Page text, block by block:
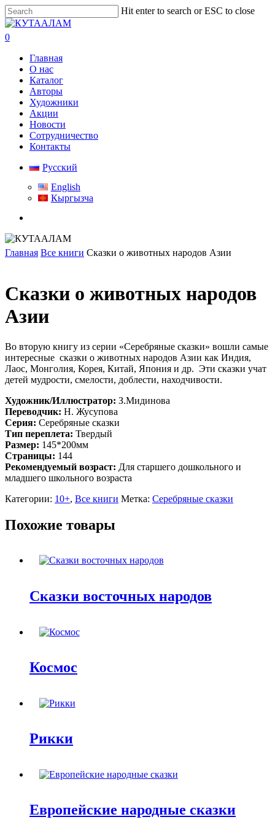
Skip
to
main
content
Hit enter to search or ESC to close
Close
Search
search
0
Главная
О нас
Каталог
Авторы
Художники
Акции
Новости
Сотрудничество
Контакты
Русский
English
Кыргызча
Главная Все книги Сказки о животных народов Азии
Сказки о животных народов
Азии
Во вторую книгу из серии «Серебряные сказки» вошли самые
интересные сказки о животных народов Азии как Индия,
Лаос, Монголия, Корея, Китай, Япония и др. Эти сказки учат
детей мудрости, смелости, доблести, находчивости.
Художник/Иллюстратор: З.Мидинова
Переводчик: Н. Жусупова
Серия: Серебряные сказки
Тип переплета: Твердый
Размер: 145*200мм
Страницы: 144
Рекомендуемый возраст: Для старшего дошкольного и
младшего школьного возраста
Категории: 10+, Все книги Метка: Серебряные сказки
Похожие товары
Сказки восточных народов
Космос
Рикки
Европейские народные сказки